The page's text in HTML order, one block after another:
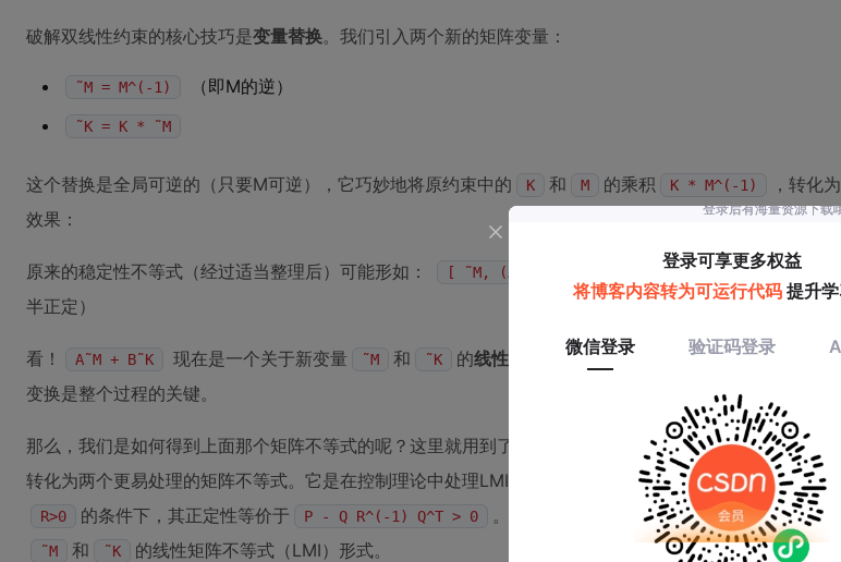
破解双线性约束的核心技巧是变量替换。我们引入两个新的矩阵变量：
˜M = M^(-1) （即M的逆）
˜K = K * ˜M
这个替换是全局可逆的（只要M可逆），它巧妙地将原约束中的 K 和 M 的乘积 K * M^(-1) ，转化
效果：
原来的稳定性不等式（经过适当整理后）可能形如： [ ˜M, (A˜M + B˜K)^T; (A˜M + B˜K), (1-λ)˜M ]
半正定）
看！ A˜M + B˜K 现在是一个关于新变量 ˜M 和 ˜K 的线性 表达式。原来的 A M^(-1) + B K M^(-1)
变换是整个过程的关键。
那么，我们是如何得到上面那个矩阵不等式的呢？这里就用到了
引理。Schur补可以将某些形式
转化为两个更易处理的矩阵不等式。它是在控制理论中处理LMI的“瑞士军刀”。例如，对于一个形如
[P,
R>0 的条件下，其正定性等价于 P - Q R^(-1) Q^T > 0 。我们正是利用这个引理，将原始的非线性
˜M 和 ˜K 的线性矩阵不等式（LMI）形式。